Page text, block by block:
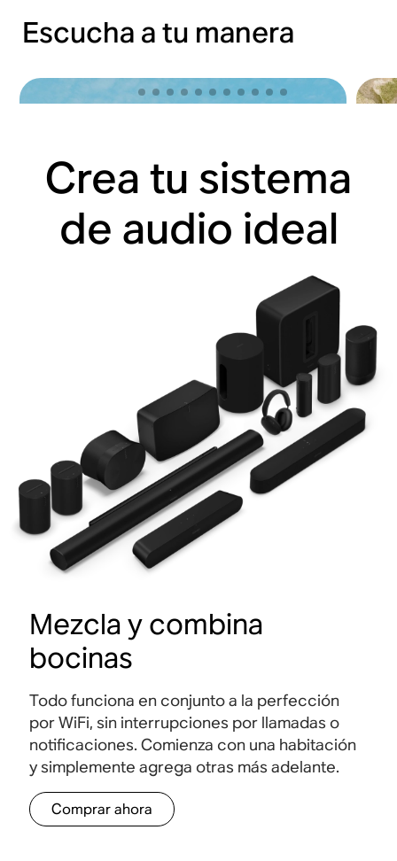
Escucha a tu manera
Déjate llevar con Sonos Ace Sal
Crea tu sistema
de audio ideal
Mezcla y combina
bocinas
Todo funciona en conjunto a la perfección
por WiFi, sin interrupciones por llamadas o
notificaciones. Comienza con una habitación
y simplemente agrega otras más adelante.
Comprar ahora